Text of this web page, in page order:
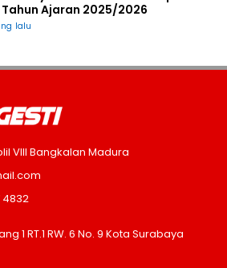
Tahun Ajaran 2025/2026
lalu
VIII Bangkalan Madura
4832
1 RT.1 RW. 6 No. 9 Kota Surabaya